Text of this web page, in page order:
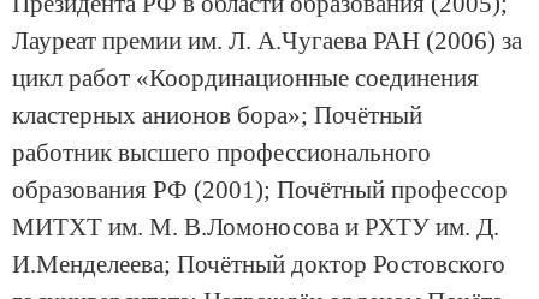
Лауреат премии им. Л. А.Чугаева РАН (2006) за
цикл работ «Координационные соединения
кластерных анионов бора»; Почётный
работник высшего профессионального
образования РФ (2001); Почётный профессор
МИТХТ им. М. В.Ломоносова и РХТУ им. Д.
И.Менделеева; Почётный доктор Ростовского